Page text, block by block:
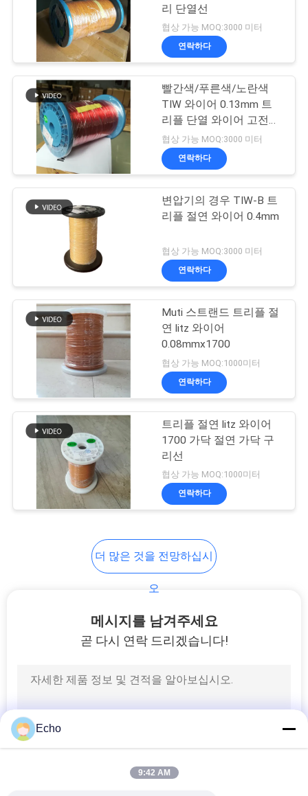
구
하
맵
PRIVACY
POLICY
구리 리츠 와이어
삼중절연전선
254
보이스 코일 와이어
전력선 필터
스위치 모드 변압기
리 단열선
협상 가능 MOQ:3000 미터
연락하다
빨간색/푸른색/노란색
TIW 와이어 0.13mm 트
리플 단열 와이어 고전압
저항
협상 가능 MOQ:3000 미터
연락하다
변압기의 경우 TIW-B 트
리플 절연 와이어 0.4mm
협상 가능 MOQ:3000 미터
연락하다
Muti 스트랜드 트리플 절
연 litz 와이어
0.08mmx1700
협상 가능 MOQ:1000미터
연락하다
트리플 절연 litz 와이어
1700 가닥 절연 가닥 구
리선
협상 가능 MOQ:1000미터
연락하다
더 많은 것을 전망하십시
오
메시지를 남겨주세요
곧 다시 연락 드리겠습니다!
Echo
9:42 AM